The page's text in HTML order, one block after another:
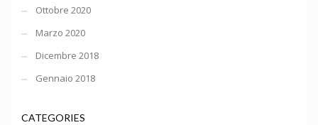
Ottobre 2020
Marzo 2020
Dicembre 2018
Gennaio 2018
CATEGORIES